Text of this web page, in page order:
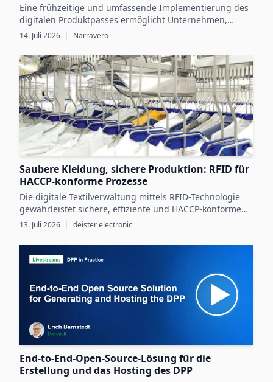
Eine frühzeitige und umfassende Implementierung des
digitalen Produktpasses ermöglicht Unternehmen,
gesetzliche Vorgaben zu erfüllen und gleichzeitig durch
14. Juli 2026 | Narravero
Saubere Kleidung, sichere Produktion: RFID für
HACCP-konforme Prozesse
Die digitale Textilverwaltung mittels RFID-Technologie
gewährleistet sichere, effiziente und HACCP-konforme
Arbeitskleidungsprozesse in der
13. Juli 2026 | deister electronic
End-to-End-Open-Source-Lösung für die
Erstellung und das Hosting des DPP